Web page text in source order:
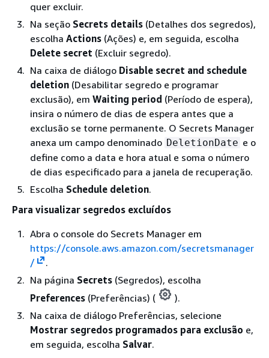
quer excluir.
Na seção Secrets details (Detalhes dos segredos),
escolha Actions (Ações) e, em seguida, escolha
Delete secret (Excluir segredo).
Na caixa de diálogo Disable secret and schedule
deletion (Desabilitar segredo e programar
exclusão), em Waiting period (Período de espera),
insira o número de dias de espera antes que a
exclusão se torne permanente. O Secrets Manager
anexa um campo denominado DeletionDate e o
define como a data e hora atual e soma o número
de dias especificado para a janela de recuperação.
Escolha Schedule deletion.
Para visualizar segredos excluídos
Abra o console do Secrets Manager em
https://console.aws.amazon.com/secretsmanager
/
.
Na página Secrets (Segredos), escolha
Preferences (Preferências) (
).
Na caixa de diálogo Preferências, selecione
Mostrar segredos programados para exclusão e,
em seguida, escolha Salvar.